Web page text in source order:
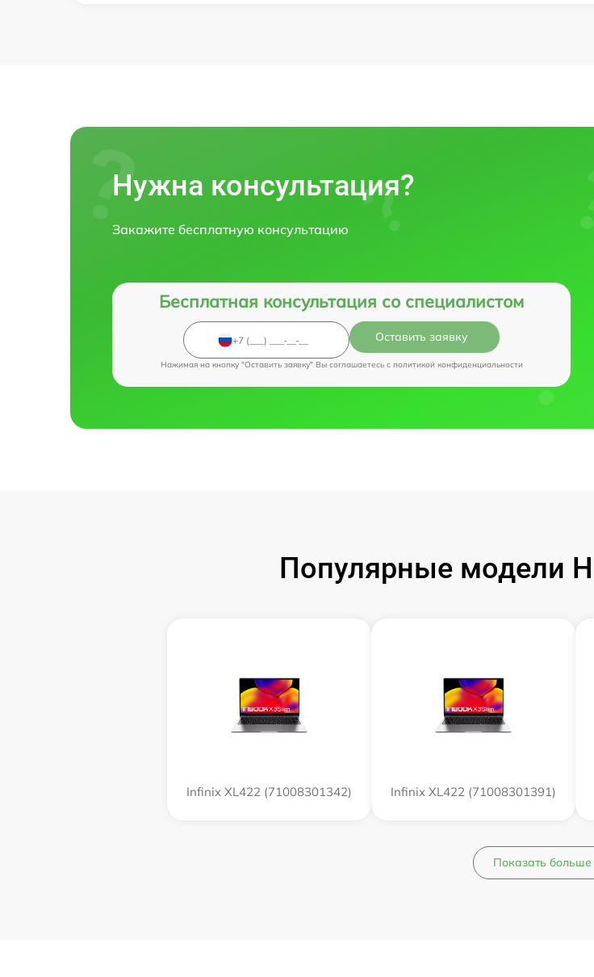
Нужна консультация?
Закажите бесплатную консультацию
Бесплатная консультация со специалистом
Оставить заявку
Нажимая на кнопку "Оставить заявку" Вы соглашаетесь c политикой конфиденциальности
Популярные модели
Infinix XL422 (71008301342) Infinix XL422 (71008301391)
Показать больше